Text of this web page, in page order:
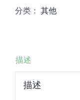
分类： 其他
描述
描述